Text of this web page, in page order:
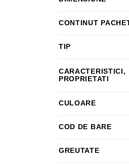
CONTINUT
TIP
CARACTERISTICI,
PROPRIETATI
CULOARE
COD DE BARE
GREUTATE